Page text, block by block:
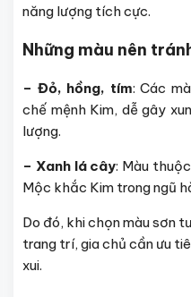
năng lượng tích cực.
Những màu nên
– Đỏ, hồng, tím: Các
chế mệnh Kim, dễ gây
lượng.
– Xanh lá cây: Màu
Mộc khắc Kim trong ngũ
Do đó, khi chọn màu sơn
trang trí, gia chủ cần ưu
xui.